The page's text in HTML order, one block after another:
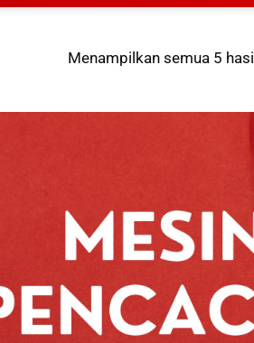
Menampilkan semua 5 hasil